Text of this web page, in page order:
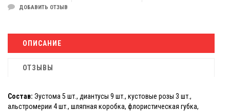
ДОБАВИТЬ ОТЗЫВ
ОПИСАНИЕ
ОТЗЫВЫ
Состав: Эустома 5 шт., диантусы 9 шт., кустовые розы 3 шт.,
альстромерии 4 шт., шляпная коробка, флористическая губка,